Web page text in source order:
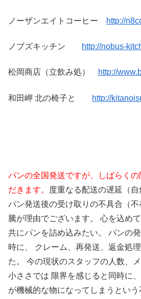
ノーザンエイトコーヒー http://
ノブズキッチン http://nobus-
松岡商店（立飲み処） http://
和田岬 北の椅子と http://
パンの全国発送ですが、しばらく
だきます。
度重なる配送の遅延（自
パン発送後の受け取りの不具合（
騰が理由でございます。 心を込め
共にパンを詰め込みたい。 パンの
時に、 クレーム、再発送、返金処
た。 今の現状のスタッフの人数、
小ささでは 限界を感じると同時に
が機械的な物になってしまうとい